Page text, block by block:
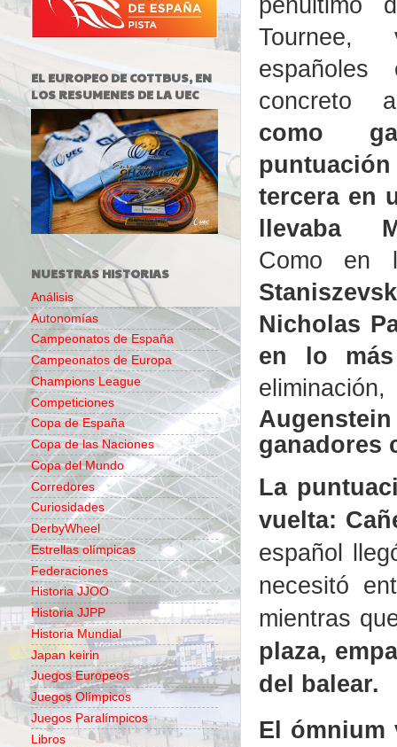
como
tercera en
llevaba
Como en
Nicholas
en lo
ganadores
La
vuelta:
español
necesitó
mientras
plaza,
del balear.
El ómnium
EL EUROPEO DE COTTBUS, EN
LOS RESUMENES DE LA UEC
NUESTRAS HISTORIAS
Análisis
Autonomías
Campeonatos de España
Campeonatos de Europa
Champions League
Competiciones
Copa de España
Copa de las Naciones
Copa del Mundo
Corredores
Curiosidades
DerbyWheel
Estrellas olímpicas
Federaciones
Historia JJOO
Historia JJPP
Historia Mundial
Japan keirin
Juegos Europeos
Juegos Olímpicos
Juegos Paralímpicos
Libros